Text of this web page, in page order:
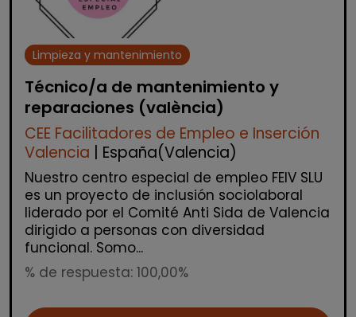
Limpieza y mantenimiento
Técnico/a de mantenimiento y
reparaciones (valència)
CEE Facilitadores de Empleo e Inserción
Valencia | España(Valencia)
Nuestro centro especial de empleo FEIV SLU
es un proyecto de inclusión sociolaboral
liderado por el Comité Anti Sida de Valencia
dirigido a personas con diversidad
funcional. Somo...
% de respuesta: 100,00%